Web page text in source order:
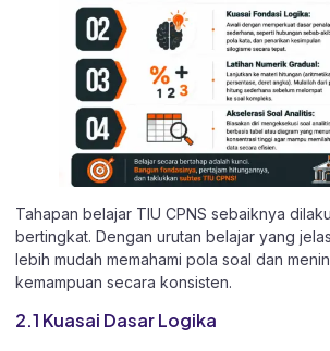
Tahapan belajar TIU CPNS sebaiknya
bertingkat. Dengan urutan belajar yang
lebih mudah memahami pola soal dan
kemampuan secara konsisten.
2.1 Kuasai Dasar Logika